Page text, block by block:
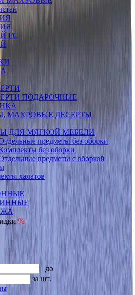
ГС
ПОДАРОЧНЫЕ
МАХРОВЫЕ ДЕСЕРТЫ
ДЛЯ МЯГКОЙ МЕБЕЛИ
предметы без оборки
без оборки
предметы с оборкой
халатов
%
до
за шт.